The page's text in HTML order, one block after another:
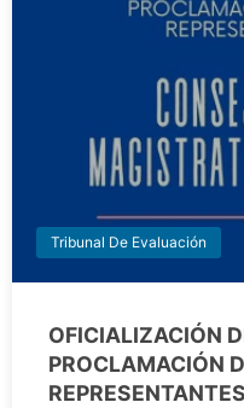
Tribunal De Evaluación
OFICIALIZACIÓN
PROCLAMACIÓN
REPRESENTANTES